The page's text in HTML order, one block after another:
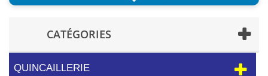
CATÉGORIES
QUINCAILLERIE